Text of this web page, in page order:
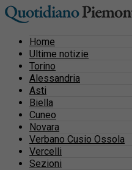
Home
Ultime notizie
Torino
Alessandria
Asti
Biella
Cuneo
Novara
Verbano Cusio Ossola
Vercelli
Sezioni